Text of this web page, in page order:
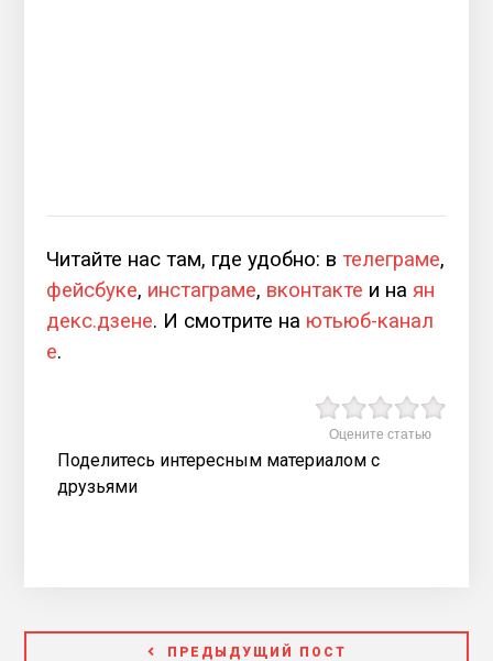
Читайте нас там, где удобно: втелеграме,
фейсбуке, инстаграме, вконтакте и наян
декс.дзене. И смотрите на ютьюб-канал
е.
Оцените статью
Поделитесь интересным материалом с
друзьями
ПРЕДЫДУЩИЙ ПОСТ